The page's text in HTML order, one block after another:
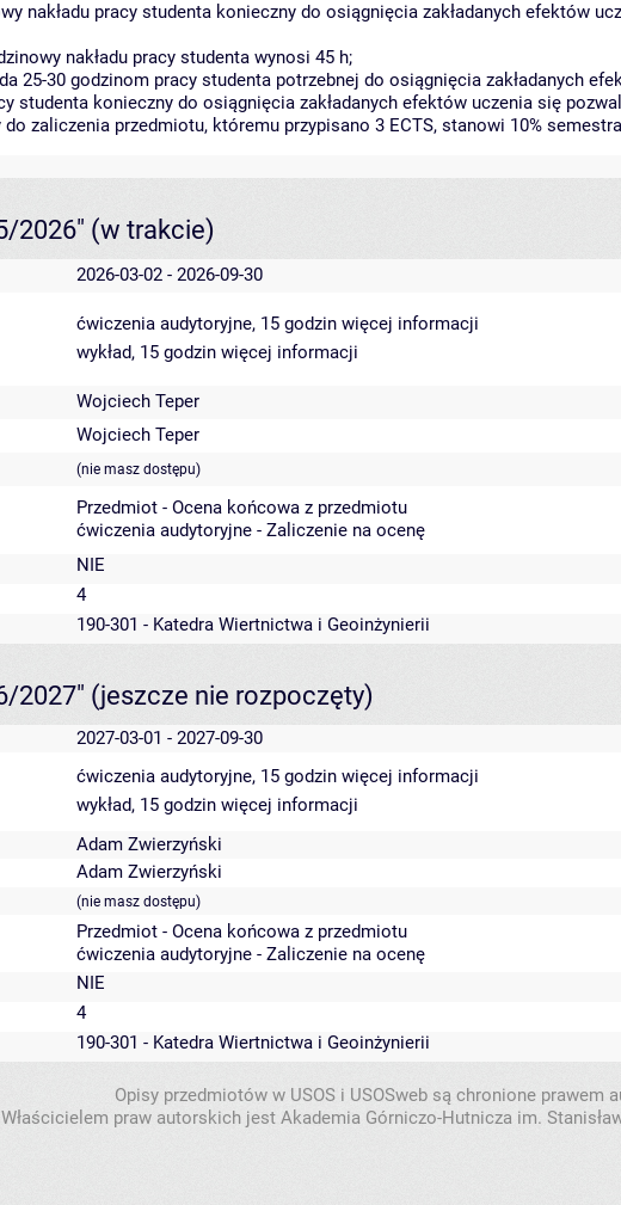
nakładu pracy studenta konieczny do osiągnięcia zakładanych efektów
nakładu pracy studenta wynosi 45 h;
25-30 godzinom pracy studenta potrzebnej do osiągnięcia zakładanych
studenta konieczny do osiągnięcia zakładanych efektów uczenia się
do zaliczenia przedmiotu, któremu przypisano 3 ECTS, stanowi 10%
2026" (w trakcie)
2026-03-02 - 2026-09-30
ćwiczenia audytoryjne, 15 godzin więcej informacji
wykład, 15 godzin więcej informacji
Wojciech Teper
Wojciech Teper
(nie masz dostępu)
Przedmiot - Ocena końcowa z przedmiotu
ćwiczenia audytoryjne - Zaliczenie na ocenę
NIE
4
190-301 - Katedra Wiertnictwa i Geoinżynierii
2027" (jeszcze nie rozpoczęty)
2027-03-01 - 2027-09-30
ćwiczenia audytoryjne, 15 godzin więcej informacji
wykład, 15 godzin więcej informacji
Adam Zwierzyński
Adam Zwierzyński
(nie masz dostępu)
Przedmiot - Ocena końcowa z przedmiotu
ćwiczenia audytoryjne - Zaliczenie na ocenę
NIE
4
190-301 - Katedra Wiertnictwa i Geoinżynierii
Opisy przedmiotów w USOS i USOSweb są chronione prawem
Właścicielem praw autorskich jest Akademia Górniczo-Hutnicza im.